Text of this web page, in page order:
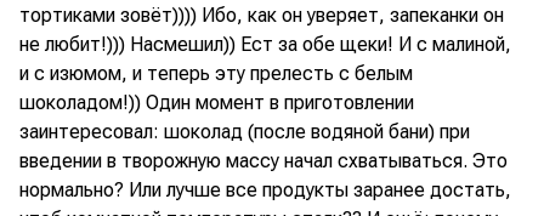
тортиками зовёт)))) Ибо, как он уверяет, запеканки он
не любит!))) Насмешил)) Ест за обе щеки! И с малиной,
и с изюмом, и теперь эту прелесть с белым
шоколадом!)) Один момент в приготовлении
заинтересовал: шоколад (после водяной бани) при
введении в творожную массу начал схватываться. Это
нормально? Или лучше все продукты заранее достать,